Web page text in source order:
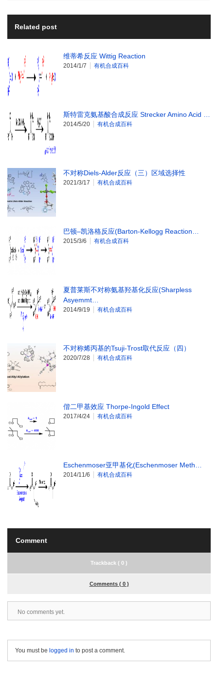
Related post
维蒂希反应 Wittig Reaction
2014/1/7 有机合成百科
斯特雷克氨基酸合成反应 Strecker Amino Acid …
2014/5/20 有机合成百科
不对称Diels-Alder反应（三）区域选择性
2021/3/17 有机合成百科
巴顿–凯洛格反应(Barton-Kellogg Reaction…
2015/3/6 有机合成百科
夏普莱斯不对称氨基羟基化反应(Sharpless
Asyemmt…
2014/9/19 有机合成百科
不对称烯丙基的Tsuji-Trost取代反应（四）
2020/7/28 有机合成百科
偕二甲基效应 Thorpe-Ingold Effect
2017/4/24 有机合成百科
Eschenmoser亚甲基化(Eschenmoser Meth…
2014/11/6 有机合成百科
Comment
Trackback ( 0 )
Comments ( 0 )
No comments yet.
You must be logged in to post a comment.